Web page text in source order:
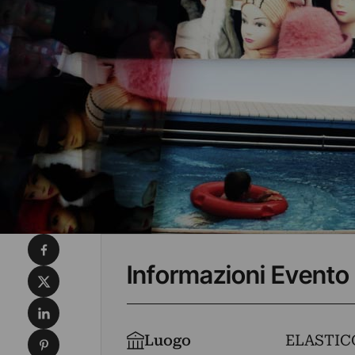
Informazioni Evento
Luogo
Condividi su Facebook
Condividi su X
Condividi su LinkedIn
Condividi su Pinterest